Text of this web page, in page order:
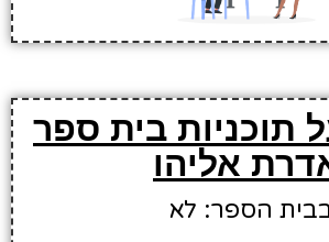
תוכניות בית ספר
אליהו
הספר: לא